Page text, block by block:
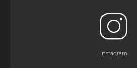
Instagram